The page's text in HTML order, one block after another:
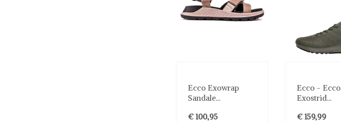
Ecco Exowrap
Sandale...
€ 100,95
Ecco - Ecco
Exostrid...
€ 159,99